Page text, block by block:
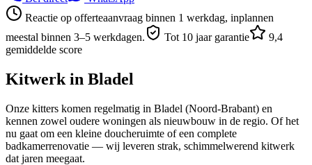
Reactie op offerteaanvraag binnen 1 werkdag, inplannen
meestal binnen 3–5 werkdagen.
Tot 10 jaar garantie
9,4
gemiddelde score
Kitwerk in Bladel
Onze kitters komen regelmatig in Bladel (Noord-Brabant) en
kennen zowel oudere woningen als nieuwbouw in de regio. Of het
nu gaat om een kleine doucheruimte of een complete
badkamerrenovatie — wij leveren strak, schimmelwerend kitwerk
dat jaren meegaat.